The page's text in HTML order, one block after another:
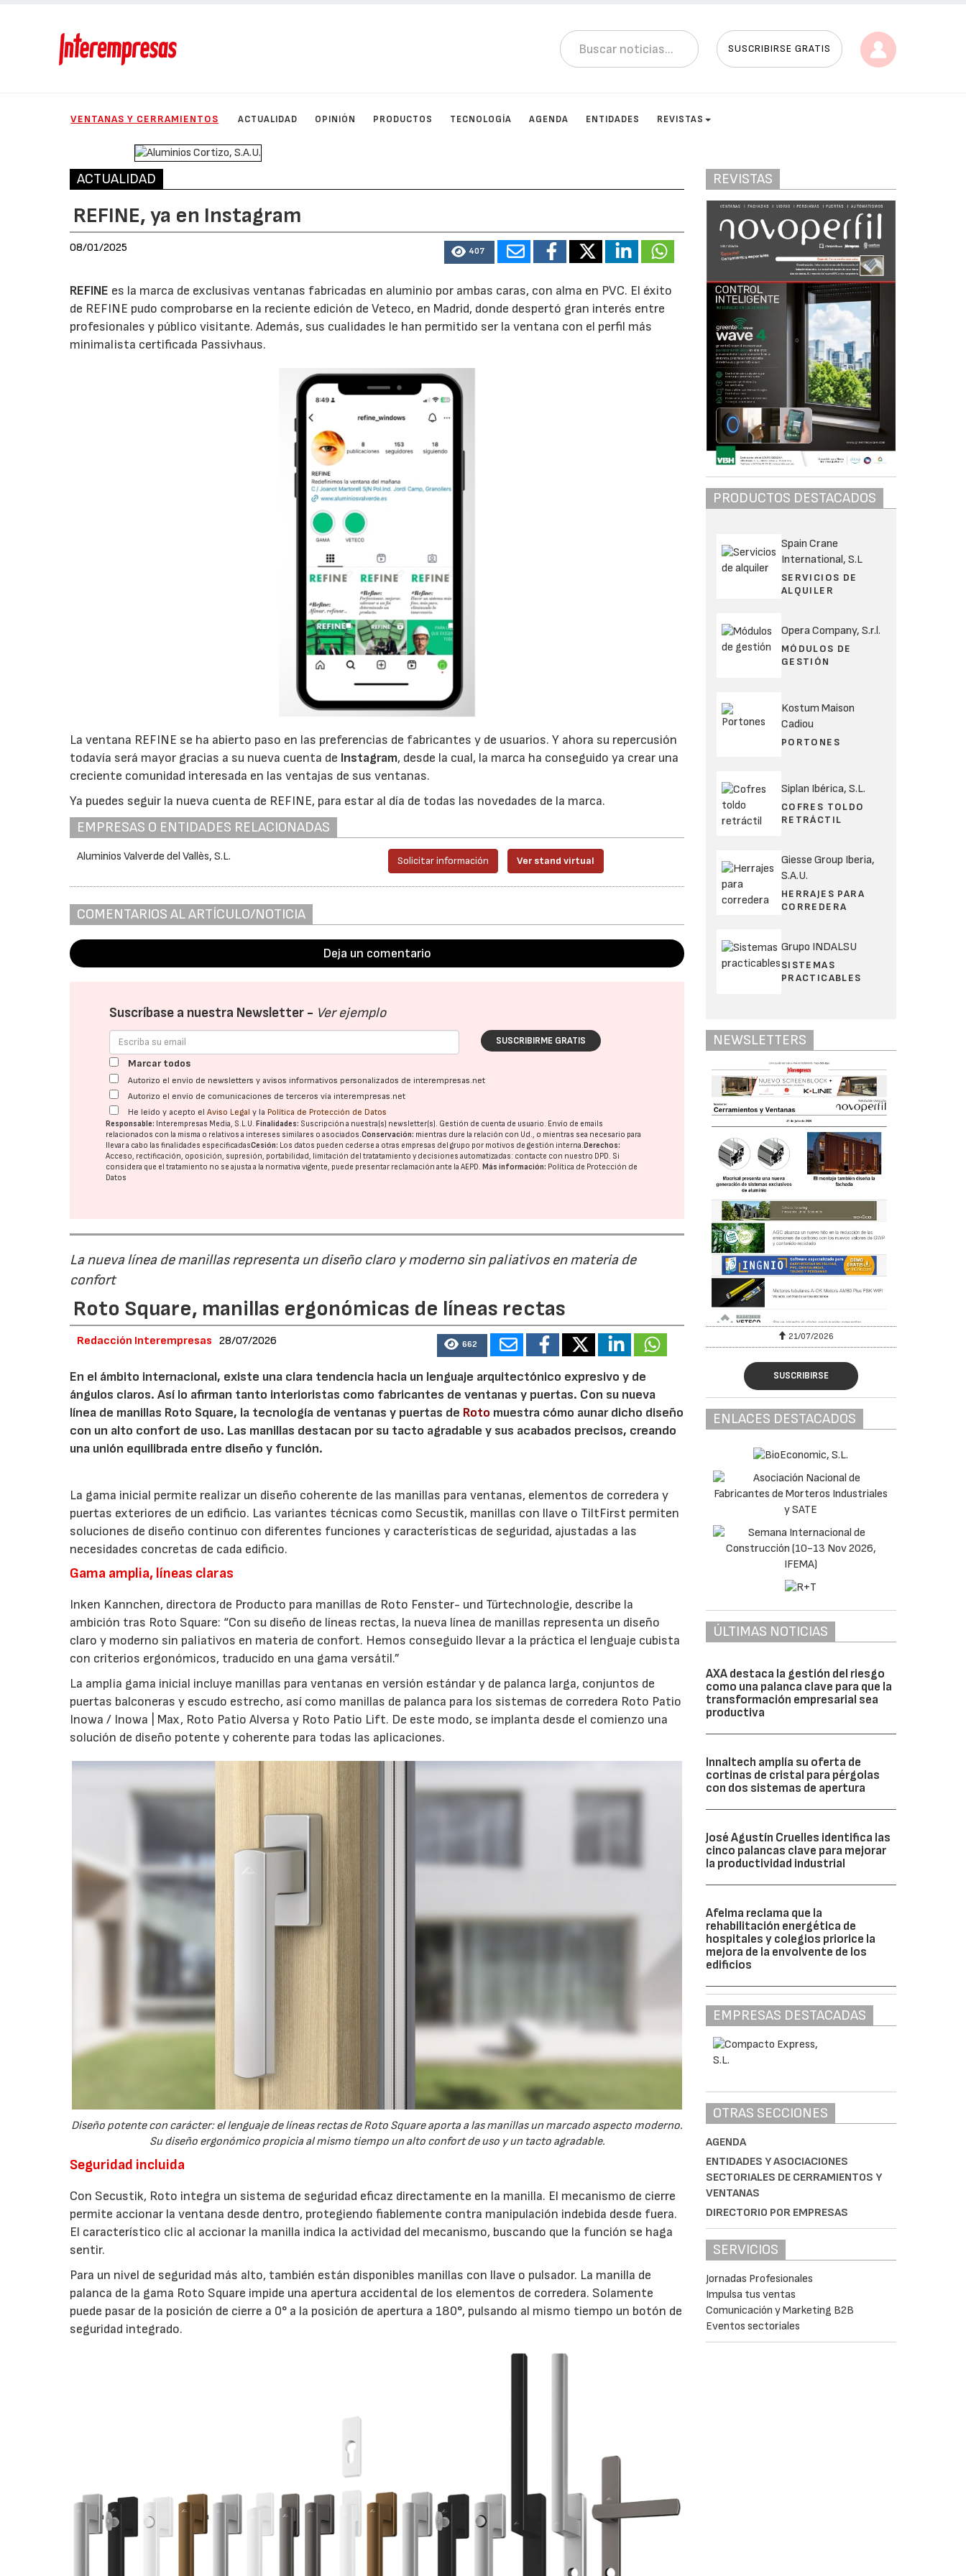
SUSCRIBIRSE GRATIS
VENTANAS Y CERRAMIENTOS ACTUALIDAD OPINIÓN PRODUCTOS TECNOLOGÍA AGENDA ENTIDADES REVISTAS
ACTUALIDAD
REFINE, ya en Instagram
08/01/2025 407
REFINE es la marca de exclusivas ventanas fabricadas en aluminio por ambas caras, con alma en PVC. El éxito
de REFINE pudo comprobarse en la reciente edición de Veteco, en Madrid, donde despertó gran interés entre
profesionales y público visitante. Además, sus cualidades le han permitido ser la ventana con el perfil más
minimalista certificada Passivhaus.
La ventana REFINE se ha abierto paso en las preferencias de fabricantes y de usuarios. Y ahora su repercusión
todavía será mayor gracias a su nueva cuenta de Instagram, desde la cual, la marca ha conseguido ya crear una
creciente comunidad interesada en las ventajas de sus ventanas.
Ya puedes seguir la nueva cuenta de REFINE, para estar al día de todas las novedades de la marca.
EMPRESAS O ENTIDADES RELACIONADAS
Aluminios Valverde del Vallès, S.L. Solicitar información Ver stand virtual
COMENTARIOS AL ARTÍCULO/NOTICIA
Deja un comentario
Suscríbase a nuestra Newsletter - Ver ejemplo
SUSCRIBIRME GRATIS
Marcar todos
Autorizo el envío de newsletters y avisos informativos personalizados de interempresas.net
Autorizo el envío de comunicaciones de terceros vía interempresas.net
He leído y acepto elAviso Legal y la Política de Protección de Datos
Responsable: Interempresas Media, S.L.U.Finalidades: Suscripción a nuestra(s) newsletter(s). Gestión de cuenta de usuario. Envío de emails
relacionados con la misma o relativos a intereses similares o asociados.Conservación: mientras dure la relación con Ud., o mientras sea necesario para
llevar a cabo las finalidades especificadasCesión: Los datos pueden cederse a otras empresas del grupo por motivos de gestión interna.Derechos:
Acceso, rectificación, oposición, supresión, portabilidad, limitación del tratatamiento y decisiones automatizadas: contacte con nuestro DPD. Si
considera que el tratamiento no se ajusta a la normativa vigente, puede presentar reclamación ante laAEPD.Más información: Política de Protección de
Datos
La nueva línea de manillas representa un diseño claro y moderno sin paliativos en materia de
confort
Roto Square, manillas ergonómicas de líneas rectas
Redacción Interempresas 28/07/2026 662
En el ámbito internacional, existe una clara tendencia hacia un lenguaje arquitectónico expresivo y de
ángulos claros. Así lo afirman tanto interioristas como fabricantes de ventanas y puertas. Con su nueva
línea de manillas Roto Square, la tecnología de ventanas y puertas de Roto muestra cómo aunar dicho diseño
con un alto confort de uso. Las manillas destacan por su tacto agradable y sus acabados precisos, creando
una unión equilibrada entre diseño y función.
La gama inicial permite realizar un diseño coherente de las manillas para ventanas, elementos de corredera y
puertas exteriores de un edificio. Las variantes técnicas como Secustik, manillas con llave o TiltFirst permiten
soluciones de diseño continuo con diferentes funciones y características de seguridad, ajustadas a las
necesidades concretas de cada edificio.
Gama amplia, líneas claras
Inken Kannchen, directora de Producto para manillas de Roto Fenster- und Türtechnologie, describe la
ambición tras Roto Square: “Con su diseño de líneas rectas, la nueva línea de manillas representa un diseño
claro y moderno sin paliativos en materia de confort. Hemos conseguido llevar a la práctica el lenguaje cubista
con criterios ergonómicos, traducido en una gama versátil.”
La amplia gama inicial incluye manillas para ventanas en versión estándar y de palanca larga, conjuntos de
puertas balconeras y escudo estrecho, así como manillas de palanca para los sistemas de corredera Roto Patio
Inowa / Inowa | Max, Roto Patio Alversa y Roto Patio Lift. De este modo, se implanta desde el comienzo una
solución de diseño potente y coherente para todas las aplicaciones.
Diseño potente con carácter: el lenguaje de líneas rectas de Roto Square aporta a las manillas un marcado aspecto moderno.
Su diseño ergonómico propicia al mismo tiempo un alto confort de uso y un tacto agradable.
Seguridad incluida
Con Secustik, Roto integra un sistema de seguridad eficaz directamente en la manilla. El mecanismo de cierre
permite accionar la ventana desde dentro, protegiendo fiablemente contra manipulación indebida desde fuera.
El característico clic al accionar la manilla indica la actividad del mecanismo, buscando que la función se haga
sentir.
Para un nivel de seguridad más alto, también están disponibles manillas con llave o pulsador. La manilla de
palanca de la gama Roto Square impide una apertura accidental de los elementos de corredera. Solamente
puede pasar de la posición de cierre a 0° a la posición de apertura a 180°, pulsando al mismo tiempo un botón de
seguridad integrado.
REVISTAS
PRODUCTOS DESTACADOS
Spain Crane
International, S.L
SERVICIOS DE
ALQUILER
Opera Company, S.r.l.
MÓDULOS DE
GESTIÓN
Kostum Maison
Cadiou
PORTONES
Siplan Ibérica, S.L.
COFRES TOLDO
RETRÁCTIL
Giesse Group Iberia,
S.A.U.
HERRAJES PARA
CORREDERA
Grupo INDALSU
SISTEMAS
PRACTICABLES
NEWSLETTERS
21/07/2026 28/07/2026 21/07/2026
SUSCRIBIRSE
ENLACES DESTACADOS
ÚLTIMAS NOTICIAS
AXA destaca la gestión del riesgo
como una palanca clave para que la
transformación empresarial sea
productiva
Innaltech amplía su oferta de
cortinas de cristal para pérgolas
con dos sistemas de apertura
José Agustín Cruelles identifica las
cinco palancas clave para mejorar
la productividad industrial
Afelma reclama que la
rehabilitación energética de
hospitales y colegios priorice la
mejora de la envolvente de los
edificios
EMPRESAS DESTACADAS
OTRAS SECCIONES
AGENDA
ENTIDADES Y ASOCIACIONES
SECTORIALES DE CERRAMIENTOS Y
VENTANAS
DIRECTORIO POR EMPRESAS
SERVICIOS
Jornadas Profesionales
Impulsa tus ventas
Comunicación y Marketing B2B
Eventos sectoriales